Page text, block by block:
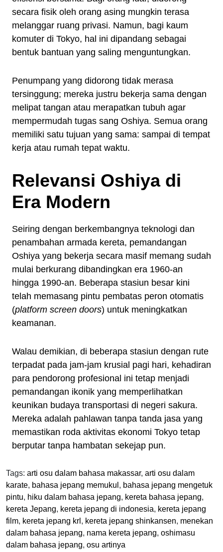
secara fisik oleh orang asing mungkin terasa
melanggar ruang privasi. Namun, bagi kaum
komuter di Tokyo, hal ini dipandang sebagai
bentuk bantuan yang saling menguntungkan.
Penumpang yang didorong tidak merasa
tersinggung; mereka justru bekerja sama dengan
melipat tangan atau merapatkan tubuh agar
mempermudah tugas sang Oshiya. Semua orang
memiliki satu tujuan yang sama: sampai di tempat
kerja atau rumah tepat waktu.
Relevansi Oshiya di
Era Modern
Seiring dengan berkembangnya teknologi dan
penambahan armada kereta, pemandangan
Oshiya yang bekerja secara masif memang sudah
mulai berkurang dibandingkan era 1960-an
hingga 1990-an. Beberapa stasiun besar kini
telah memasang pintu pembatas peron otomatis
(platform screen doors) untuk meningkatkan
keamanan.
Walau demikian, di beberapa stasiun dengan rute
terpadat pada jam-jam krusial pagi hari, kehadiran
para pendorong profesional ini tetap menjadi
pemandangan ikonik yang memperlihatkan
keunikan budaya transportasi di negeri sakura.
Mereka adalah pahlawan tanpa tanda jasa yang
memastikan roda aktivitas ekonomi Tokyo tetap
berputar tanpa hambatan sekejap pun.
Tags: arti osu dalam bahasa makassar, arti osu dalam
karate, bahasa jepang memukul , bahasa jepang mengetuk
pintu, hiku dalam bahasa jepang, kereta bahasa jepang,
kereta Jepang, kereta jepang di indonesia, kereta jepang
film, kereta jepang krl , kereta jepang shinkansen, menekan
dalam bahasa jepang, nama kereta jepang, oshimasu
dalam bahasa jepang, osu artinya